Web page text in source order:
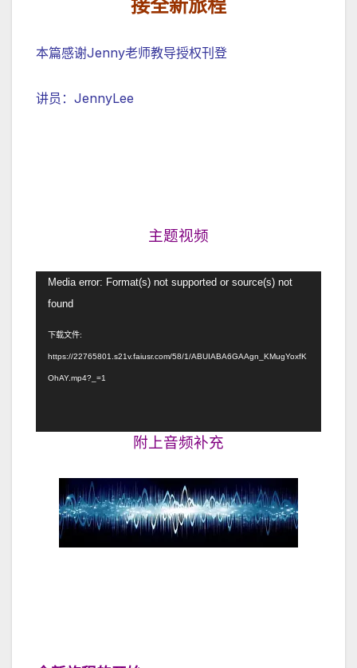
接全新旅程
本篇感谢Jenny老师教导授权刊登
讲员：JennyLee
主题视频
Media error: Format(s) not supported or source(s) not
found
下载文件:
https://22765801.s21v.faiusr.com/58/1/ABUIABA6GAAgn_KMugYoxfK
OhAY.mp4?_=1
附上音频补充